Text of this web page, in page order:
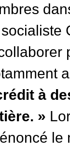
à
»
le